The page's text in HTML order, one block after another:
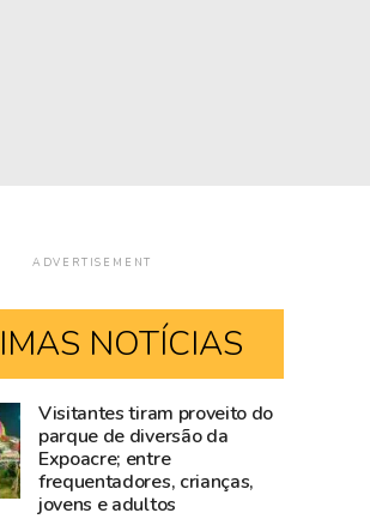
ADVERTISEMENT
NOTÍCIAS
Visitantes tiram proveito do
parque de diversão da
Expoacre; entre
frequentadores, crianças,
jovens e adultos